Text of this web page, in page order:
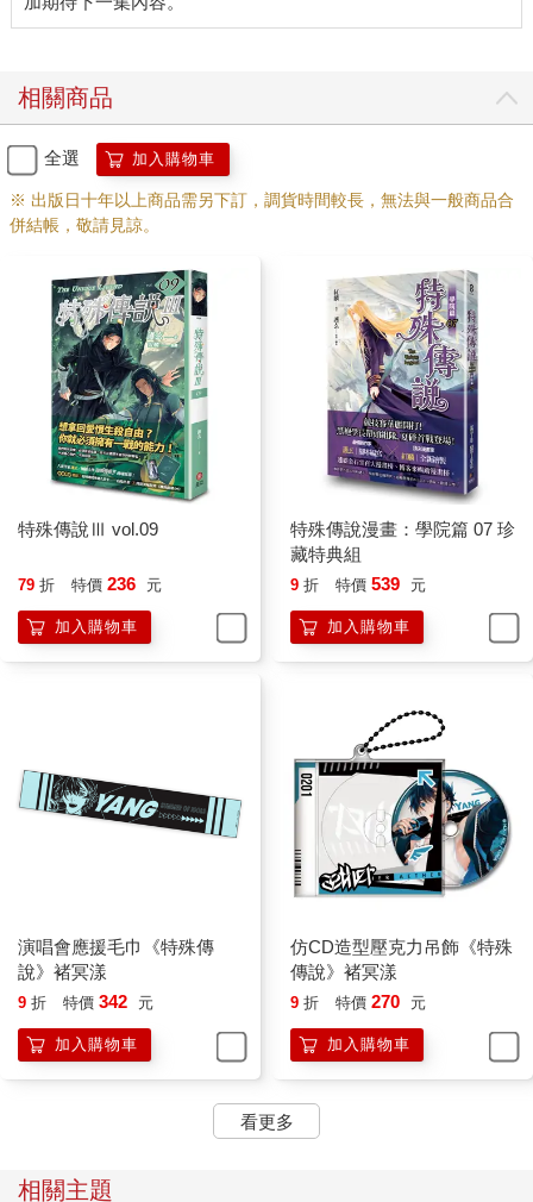
底，但好像能大略知道是個怎樣的深不見底法。
包括底下的水都是某種「黑色能量」匯聚而成，我都覺得隨手一
雖然感覺很舒服，但是我整個手臂都起雞皮疙瘩了，本能地認為
這種變化有點恐怖，而且似乎有看不見的危險；但是在覺得毛骨
悚然之餘，心裡又有點奇怪的興奮感湧上來，總覺得自己可以多
吸收一點水流的力量，走出這裡之後可以支配這些東西，掃掉一
不知怎地，有了這個念頭後，我感到自己的某個部分開始蠢蠢欲
動，變得不像自己平時的思考模式，整個人有點炸毛。
怎麼回事？
被鬼王的回憶影響了？
不不，這種變化我很清楚，更久之前，接觸了黑色的古代陣法
後，也有一瞬間湧上這種感覺，後來有段時間我整個人很焦躁，
那種焦躁之前得到很多人幫忙壓制，現在卻變成了一種舒服又興
奮的感覺，冷靜下來以後，想要撈起力量去破壞點什麼的情緒開
始鮮明了起來。
我的理智讓我一秒就知道狀況不對，我整個人都不對勁，但本能
卻不太想抗拒這種想法，很想要一反先前什麼都不能做的焦躁
感，釋放自己不知道有多少的力量。
我感覺……不想忍受煩心事。
不不，這樣不行，亂搞的話時時刻刻會被學長給打死的。
摀著又開始混亂起來的腦袋，我糾結了。
這個想法猛一出現，我的冷汗也跟著冒出來。
然後我抬起頭，陰影始終站在原地，冷冷地看著我，沒有任何感
情，也沒有什麼指引，就只是看著我，跟看路邊的一顆石頭一
樣。同樣的視線我曾感受過，就在精靈族之中。
「不論再怎麼偽裝，我們的天性即是毀去萬物。」
陰影的話噹的一聲，在我混亂的腦子裡好像敲響了什麼。我瞬間
突然想到了很多，比如會被學長揍，比如一直擔心我的千冬歲和
「怎麼回事？」一想起身邊的人，我好像稍微可以壓下想衝出去
打壞點什麼的興奮感，接著連忙用有點發抖的手往臉上用力拍幾
下，讓自己更清醒些。
「白色種族與生俱來的思考方式是由生而起，黑色種族的則是以
死為始。」陰影冰冷地開口，不過話挺多的，很萬幸地沒有簡略
用字。「簡單而言，白色種族本能思考是萬物的生，黑色則是思
考世界的死，解除你身上所有的封印與抑制，回歸最原始的狀態
之後，你只是順應自己的天性想法，不用太驚訝。」
相關商品
全選 加入購物車
※ 出版日十年以上商品需另下訂，調貨時間較長，無法與一般商品合
併結帳，敬請見諒。
特殊傳說Ⅲ vol.09
79 折 特價 236 元
加入購物車
特殊傳說漫畫：學院篇 07 珍
藏特典組
9 折 特價 539 元
加入購物車
演唱會應援毛巾《特殊傳
說》褚冥漾
9 折 特價 342 元
加入購物車
仿CD造型壓克力吊飾《特殊
傳說》褚冥漾
9 折 特價 270 元
加入購物車
看更多
相關主題